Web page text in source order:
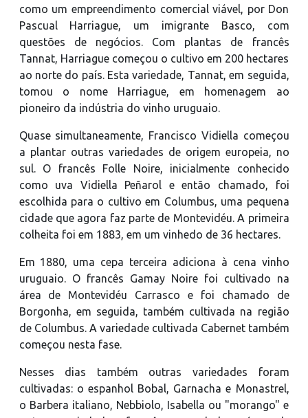
como um empreendimento comercial viável, por Don
Pascual Harriague, um imigrante Basco, com
questões de negócios. Com plantas de francês
Tannat, Harriague começou o cultivo em 200 hectares
ao norte do país. Esta variedade, Tannat, em seguida,
tomou o nome Harriague, em homenagem ao
pioneiro da indústria do vinho uruguaio.
Quase simultaneamente, Francisco Vidiella começou
a plantar outras variedades de origem europeia, no
sul. O francês Folle Noire, inicialmente conhecido
como uva Vidiella Peñarol e então chamado, foi
escolhida para o cultivo em Columbus, uma pequena
cidade que agora faz parte de Montevidéu. A primeira
colheita foi em 1883, em um vinhedo de 36 hectares.
Em 1880, uma cepa terceira adiciona à cena vinho
uruguaio. O francês Gamay Noire foi cultivado na
área de Montevidéu Carrasco e foi chamado de
Borgonha, em seguida, também cultivada na região
de Columbus. A variedade cultivada Cabernet também
começou nesta fase.
Nesses dias também outras variedades foram
cultivadas: o espanhol Bobal, Garnacha e Monastrel,
o Barbera italiano, Nebbiolo, Isabella ou "morango" e